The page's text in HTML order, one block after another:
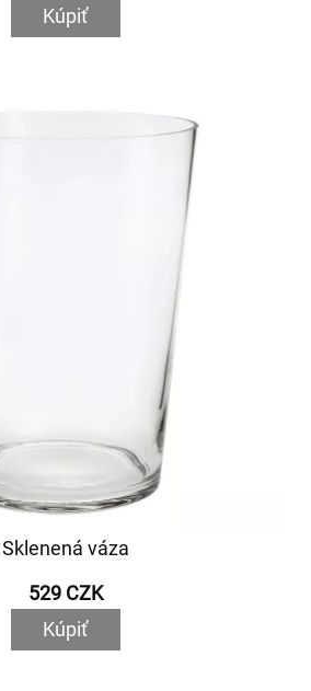
Kúpiť
Sklenená váza
529 CZK
Kúpiť